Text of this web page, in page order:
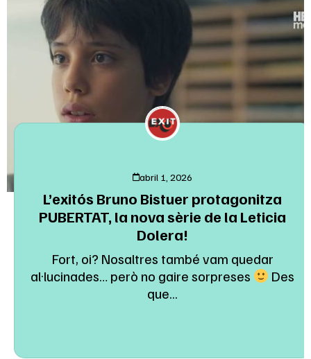
abril 1, 2026
L’exitós Bruno Bistuer protagonitza
PUBERTAT, la nova sèrie de la Leticia
Dolera!
Fort, oi? Nosaltres també vam quedar
al·lucinades… però no gaire sorpreses
Des
que...